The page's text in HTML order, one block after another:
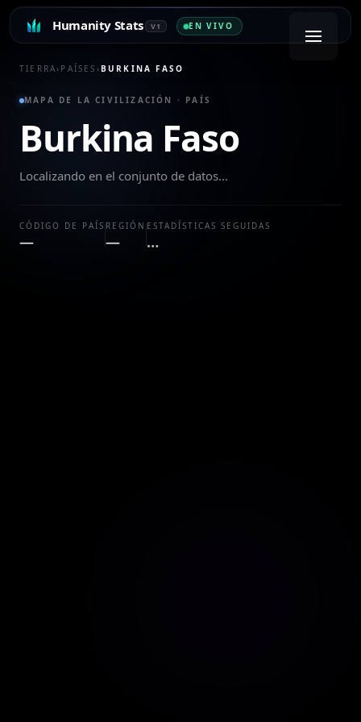
Humanity Stats V1 EN VIVO
TIERRA› PAÍSES ›BURKINA FASO
MAPA DE LA CIVILIZACIÓN · PAÍS
Burkina Faso
Localizando en el conjunto de datos…
CÓDIGO DE PAÍS
—
REGIÓN
—
ESTADÍSTICAS SEGUIDAS
…